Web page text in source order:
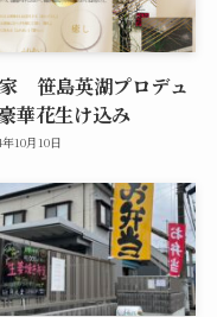
笹島英湖プロデュ
華花生け込み
10月10日